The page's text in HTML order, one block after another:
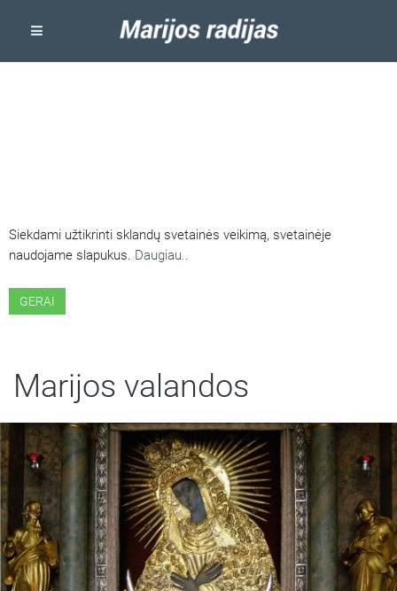
Siekdami užtikrinti sklandų svetainės veikimą, svetainėje
naudojame slapukus. Daugiau..
GERAI
Marijos valandos